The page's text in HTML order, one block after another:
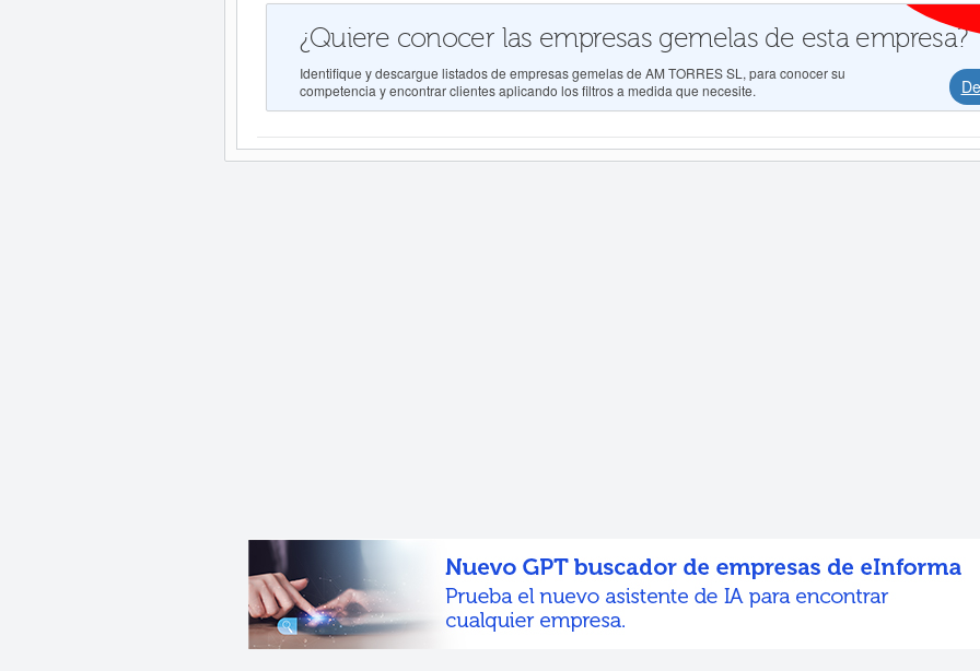
¿Quiere conocer las empresas gemelas de esta empresa?
Identifique y descargue listados de empresas gemelas de AM TORRES SL, para conocer su
competencia y encontrar clientes aplicando los filtros a medida que necesite.